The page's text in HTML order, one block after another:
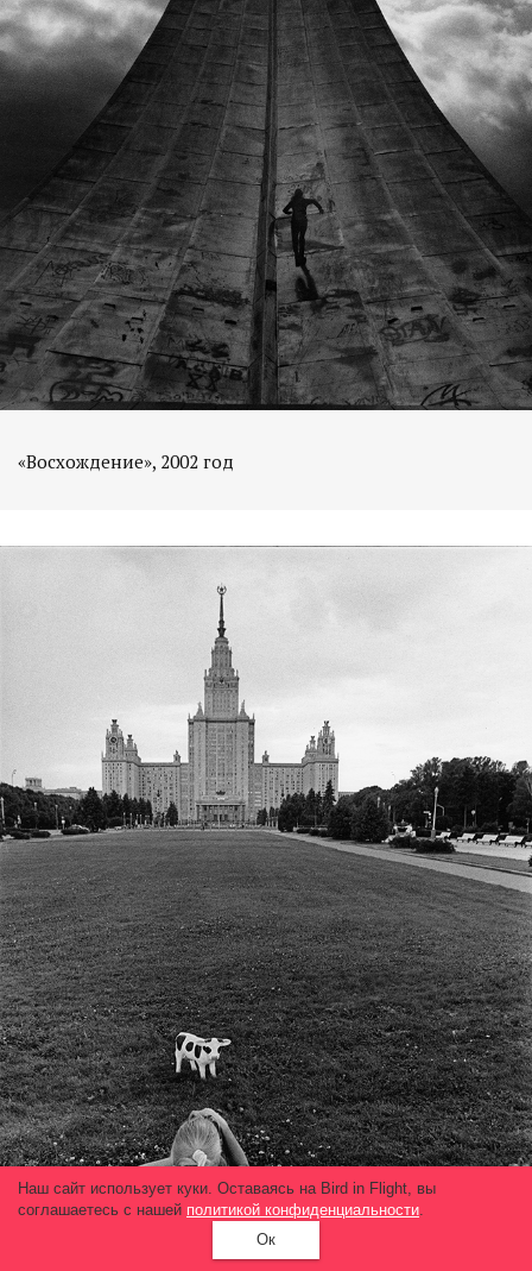
«Восхождение», 2002 год
Наш сайт использует куки. Оставаясь на Bird in Flight, вы
соглашаетесь с нашей политикой конфиденциальности.
Ок